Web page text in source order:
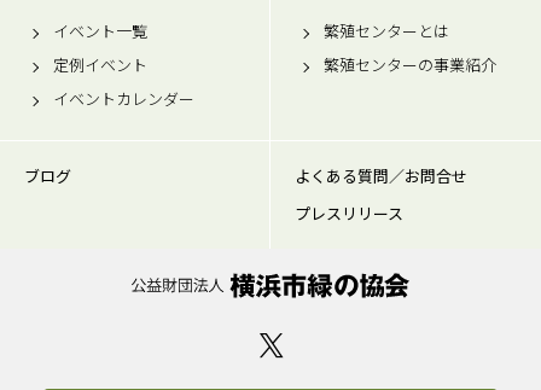
イベント一覧
定例イベント
イベントカレンダー
繁殖センターとは
繁殖センターの事業紹介
ブログ
よくある質問／お問合せ
プレスリリース